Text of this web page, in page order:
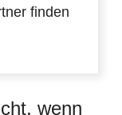
finden
wenn